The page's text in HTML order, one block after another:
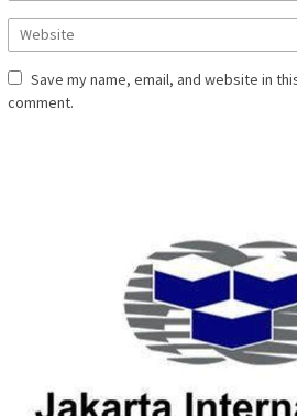
Save my name, email, and website in
comment.